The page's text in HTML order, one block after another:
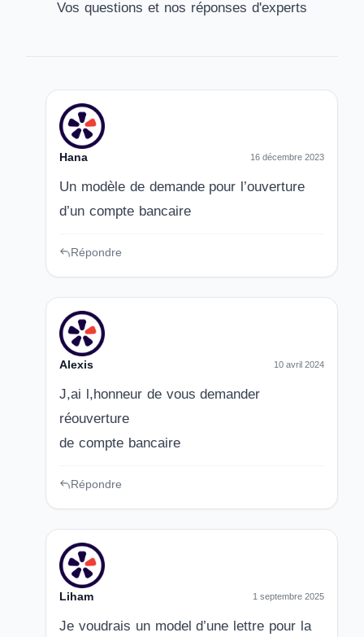
Vos questions et nos réponses d'experts
Hana 16 décembre 2023
Un modèle de demande pour l’ouverture
d’un compte bancaire
Répondre
Alexis 10 avril 2024
J,ai l,honneur de vous demander
réouverture
de compte bancaire
Répondre
Liham 1 septembre 2025
Je voudrais un model d’une lettre pour la